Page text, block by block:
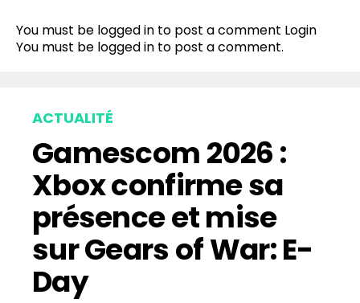
You must be logged in to post a comment Login
You must be logged in to post a comment.
ACTUALITÉ
Gamescom 2026 :
Xbox confirme sa
présence et mise
sur Gears of War: E-
Day